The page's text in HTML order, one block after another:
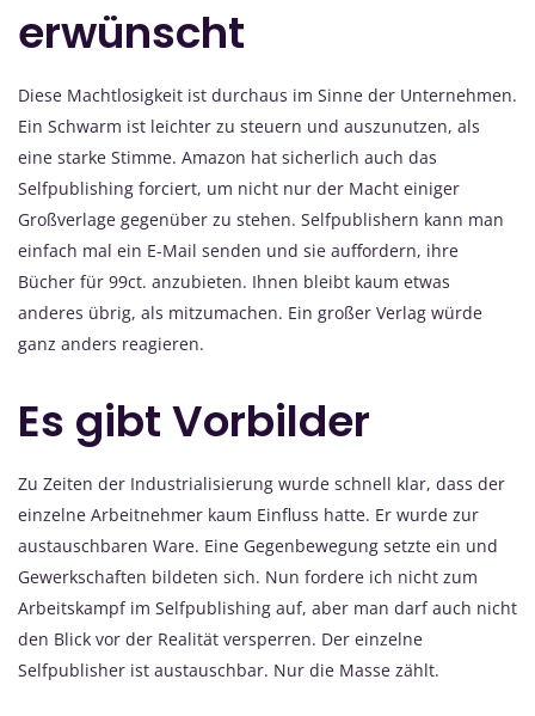
erwünscht
Diese Machtlosigkeit ist durchaus im Sinne der Unternehmen.
Ein Schwarm ist leichter zu steuern und auszunutzen, als
eine starke Stimme. Amazon hat sicherlich auch das
Selfpublishing forciert, um nicht nur der Macht einiger
Großverlage gegenüber zu stehen. Selfpublishern kann man
einfach mal ein E-Mail senden und sie auffordern, ihre
Bücher für 99ct. anzubieten. Ihnen bleibt kaum etwas
anderes übrig, als mitzumachen. Ein großer Verlag würde
ganz anders reagieren.
Es gibt Vorbilder
Zu Zeiten der Industrialisierung wurde schnell klar, dass der
einzelne Arbeitnehmer kaum Einfluss hatte. Er wurde zur
austauschbaren Ware. Eine Gegenbewegung setzte ein und
Gewerkschaften bildeten sich. Nun fordere ich nicht zum
Arbeitskampf im Selfpublishing auf, aber man darf auch nicht
den Blick vor der Realität versperren. Der einzelne
Selfpublisher ist austauschbar. Nur die Masse zählt.